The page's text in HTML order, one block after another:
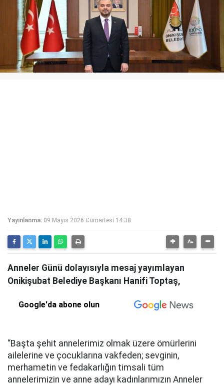
Yayınlanma: 09 Mayıs 2026 Cumartesi 14:38
Anneler Günü dolayısıyla mesaj yayımlayan
Onikişubat Belediye Başkanı Hanifi Toptaş,
Google'da abone olun
“Başta şehit annelerimiz olmak üzere ömürlerini
ailelerine ve çocuklarına vakfeden; sevginin,
merhametin ve fedakarlığın timsali tüm
annelerimizin ve anne adayı kadınlarımızın Anneler